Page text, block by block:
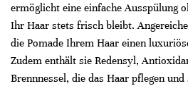
ermöglicht eine einfache Ausspülung
Ihr Haar stets frisch bleibt.
die Pomade Ihrem Haar einen
Zudem enthält sie Redensyl,
Brennnessel, die das Haar pflegen